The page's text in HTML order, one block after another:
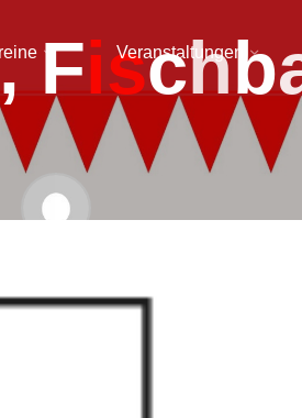
Veranstaltungen
, Fischb